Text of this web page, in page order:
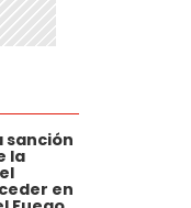
sanción
la
en